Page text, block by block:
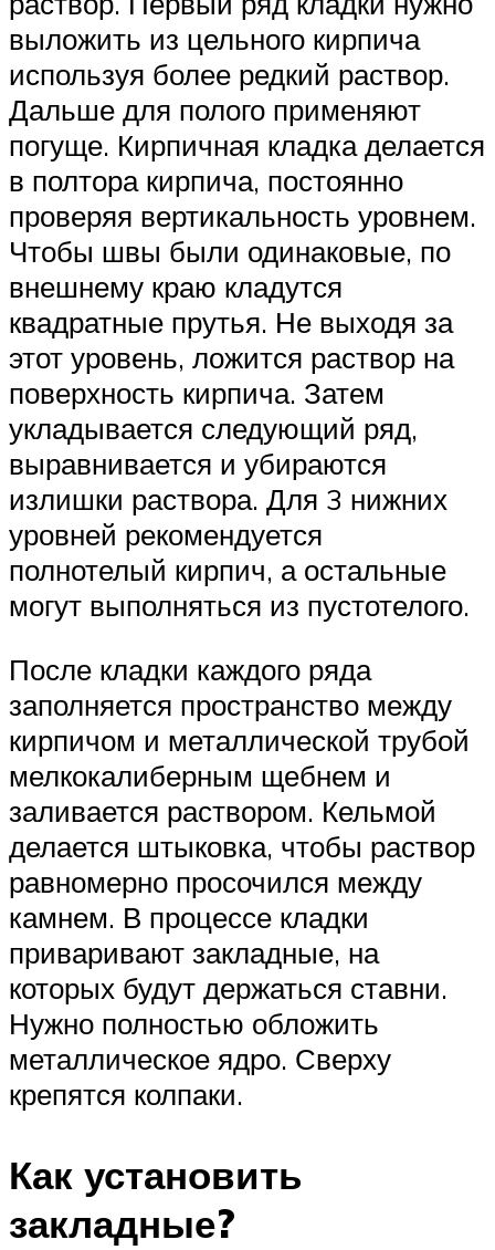
выложить из цельного кирпича
используя более редкий раствор.
Дальше для полого применяют
погуще. Кирпичная кладка делается
в полтора кирпича, постоянно
проверяя вертикальность уровнем.
Чтобы швы были одинаковые, по
внешнему краю кладутся
квадратные прутья. Не выходя за
этот уровень, ложится раствор на
поверхность кирпича. Затем
укладывается следующий ряд,
выравнивается и убираются
излишки раствора. Для 3 нижних
уровней рекомендуется
полнотелый кирпич, а остальные
могут выполняться из пустотелого.
После кладки каждого ряда
заполняется пространство между
кирпичом и металлической трубой
мелкокалиберным щебнем и
заливается раствором. Кельмой
делается штыковка, чтобы раствор
равномерно просочился между
камнем. В процессе кладки
приваривают закладные, на
которых будут держаться ставни.
Нужно полностью обложить
металлическое ядро. Сверху
крепятся колпаки.
Как установить
закладные?